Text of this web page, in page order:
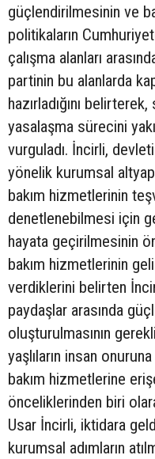
güçlendirilmesinin ve
politikaların
çalışma alanları
partinin bu alanlarda
hazırladığını
yasalaşma sürecini
vurguladı. İncirli,
yönelik kurumsal
bakım hizmetlerinin
denetlenebilmesi için
hayata geçirilmesinin
bakım hizmetlerinin
verdiklerini belirten
paydaşlar arasında
oluşturulmasının
yaşlıların insan
bakım hizmetlerine
önceliklerinden biri
Usar İncirli, iktidara
kurumsal adımların